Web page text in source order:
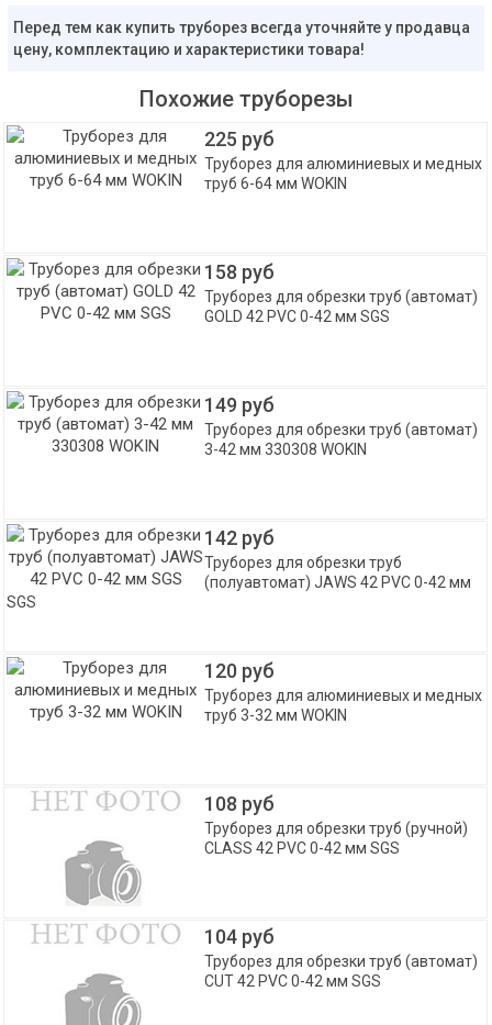
Перед тем как купить труборез всегда уточняйте у продавца
цену, комплектацию и характеристики товара!
Похожие труборезы
225 руб
Труборез для алюминиевых и медных
труб 6-64 мм WOKIN
158 руб
Труборез для обрезки труб (автомат)
GOLD 42 PVC 0-42 мм SGS
149 руб
Труборез для обрезки труб (автомат)
3-42 мм 330308 WOKIN
142 руб
Труборез для обрезки труб
(полуавтомат) JAWS 42 PVC 0-42 мм
SGS
120 руб
Труборез для алюминиевых и медных
труб 3-32 мм WOKIN
108 руб
Труборез для обрезки труб (ручной)
CLASS 42 PVC 0-42 мм SGS
104 руб
Труборез для обрезки труб (автомат)
CUT 42 PVC 0-42 мм SGS